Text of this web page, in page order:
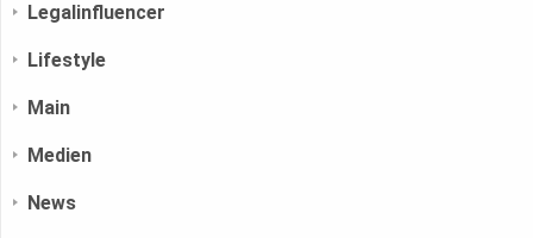
Legalinfluencer
Lifestyle
Main
Medien
News